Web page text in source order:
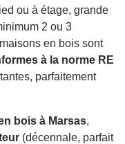
ou à étage, grande
2 ou 3
en bois sont
à la norme RE
parfaitement
bois à Marsas,
(décennale, parfait